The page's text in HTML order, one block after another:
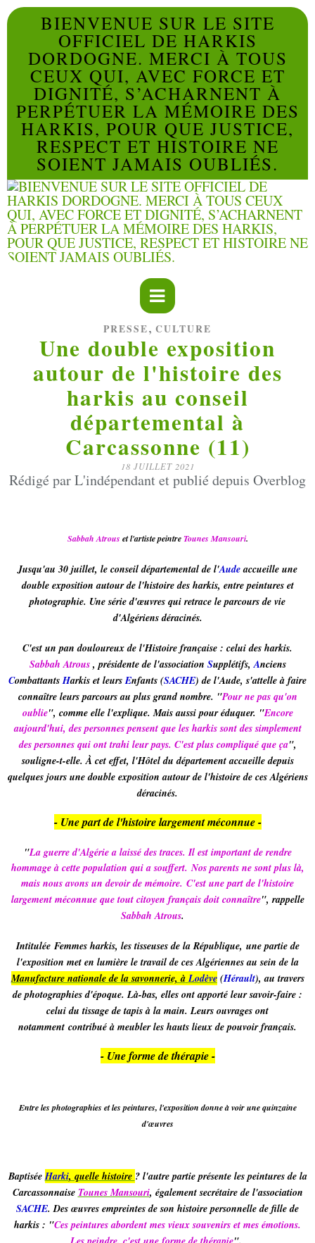
BIENVENUE SUR LE SITE
OFFICIEL DE HARKIS
DORDOGNE. MERCI À TOUS
CEUX QUI, AVEC FORCE ET
DIGNITÉ, S’ACHARNENT À
PERPÉTUER LA MÉMOIRE DES
HARKIS, POUR QUE JUSTICE,
RESPECT ET HISTOIRE NE
SOIENT JAMAIS OUBLIÉS.
PRESSE, CULTURE
Une double exposition
autour de l'histoire des
harkis au conseil
départemental à
Carcassonne (11)
18 JUILLET 2021
Rédigé par L'indépendant et publié depuis Overblog
Sabbah Atrous et l'artiste peintreTounes Mansouri.
Jusqu'au 30 juillet, le conseil départemental de l'Audeaccueille une
double exposition autour de l'histoire des harkis, entre peintures et
photographie. Une série d'œuvres qui retrace le parcours de vie
d'Algériens déracinés.
C'est un pan douloureux de l'Histoire française : celui des harkis.
Sabbah Atrous , présidente de l'association Supplétifs,Anciens
CombattantsHarkis et leursEnfants (SACHE) de l'Aude, s'attelle à faire
connaître leurs parcours au plus grand nombre. "Pour ne pas qu'on
oublie", comme elle l'explique. Mais aussi pour éduquer. "Encore
aujourd'hui, des personnes pensent que les harkis sont des simplement
des personnes qui ont trahi leur pays. C'est plus compliqué que ça",
souligne-t-elle. À cet effet, l'Hôtel du département accueille depuis
quelques jours une double exposition autour de l'histoire de ces Algériens
déracinés.
- Une part de l'histoire largement méconnue -
"La guerre d'Algérie a laissé des traces. Il est important de rendre
hommage à cette population qui a souffert. Nos parents ne sont plus là,
mais nous avons un devoir de mémoire. C'est une part de l'histoire
largement méconnue que tout citoyen français doit connaître", rappelle
Sabbah Atrous.
Intitulée Femmes harkis, les tisseuses de la République, une partie de
l'exposition met en lumière le travail de ces Algériennes au sein de la
Manufacture nationale de la savonnerie, à Lodève(Hérault), au travers
de photographies d'époque. Là-bas, elles ont apporté leur savoir-faire :
celui du tissage de tapis à la main. Leurs ouvrages ont
notamment contribué à meubler les hauts lieux de pouvoir français.
- Une forme de thérapie -
Entre les photographies et les peintures, l'exposition donne à voir une quinzaine
d'œuvres
BaptiséeHarki, quelle histoire ? l'autre partie présente les peintures de la
Carcassonnaise Tounes Mansouri, également secrétaire de l'association
SACHE. Des œuvres empreintes de son histoire personnelle de fille de
harkis : "Ces peintures abordent mes vieux souvenirs et mes émotions.